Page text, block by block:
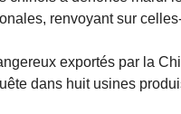
renvoyant sur
exportés par la
dans huit usines